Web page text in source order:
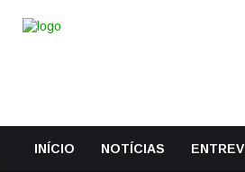
INÍCIO NOTÍCIAS